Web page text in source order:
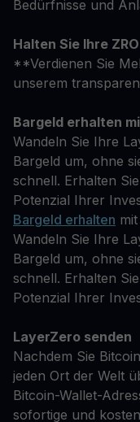
Bedürfnisse und
Halten Sie Ihre ZRO
**Verdienen Sie
unserem
Bargeld erhalten
Wandeln Sie Ihre
Bargeld um, ohne
schnell. Erhalten
Potenzial Ihrer
Bargeld erhalten
Wandeln Sie Ihre
Bargeld um, ohne
schnell. Erhalten
Potenzial Ihrer
LayerZero senden
Nachdem Sie
jeden Ort der Welt
Bitcoin-Wallet-
sofortige und